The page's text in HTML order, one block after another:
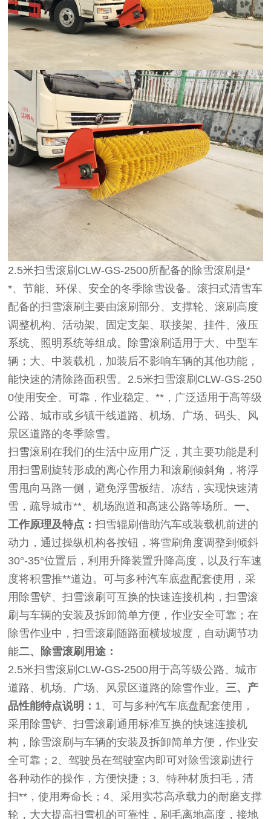
2.5米扫雪滚刷CLW-GS-2500所配备的除雪滚刷是*
*、节能、环保、安全的冬季除雪设备。滚扫式清雪车
配备的扫雪滚刷主要由滚刷部分、支撑轮、滚刷高度
调整机构、活动架、固定支架、联接架、挂件、液压
系统、照明系统等组成。除雪滚刷适用于大、中型车
辆；大、中装载机，加装后不影响车辆的其他功能，
能快速的清除路面积雪。2.5米扫雪滚刷CLW-GS-250
0使用安全、可靠，作业稳定、**，广泛适用于高等级
公路、城市或乡镇干线道路、机场、广场、码头、风
景区道路的冬季除雪。
扫雪滚刷在我们的生活中应用广泛，其主要功能是利
用扫雪刷旋转形成的离心作用力和滚刷倾斜角，将浮
雪甩向马路一侧，避免浮雪板结、冻结，实现快速清
雪，疏导城市**、机场跑道和高速公路等场所。一、
工作原理及特点：扫雪辊刷借助汽车或装载机前进的
动力，通过操纵机构各按钮，将雪刷角度调整到倾斜
30°-35°位置后，利用升降装置升降高度，以及行车速
度将积雪推**道边。可与多种汽车底盘配套使用，采
用除雪铲、扫雪滚刷可互换的快速连接机构，扫雪滚
刷与车辆的安装及拆卸简单方便，作业安全可靠；在
除雪作业中，扫雪滚刷随路面横坡坡度，自动调节功
能二、除雪滚刷用途：
2.5米扫雪滚刷CLW-GS-2500用于高等级公路、城市
道路、机场、广场、风景区道路的除雪作业。三、产
品性能特点说明： 1、可与多种汽车底盘配套使用，
采用除雪铲、扫雪滚刷通用标准互换的快速连接机
构，除雪滚刷与车辆的安装及拆卸简单方便，作业安
全可靠；2、驾驶员在驾驶室内即可对除雪滚刷进行
各种动作的操作，方便快捷；3、特种材质扫毛，清
扫**，使用寿命长；4、采用实芯高承载力的耐磨支撑
轮，大大提高扫雪机的可靠性，刷毛离地高度，接地